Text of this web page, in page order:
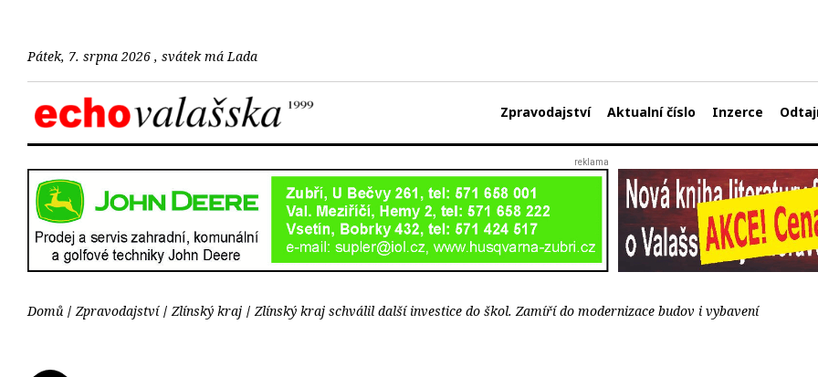
Pátek, 7. srpna 2026 , svátek má Lada
Zpravodajství Aktualní číslo Inzerce
Domů Zpravodajství Zlínský kraj Zlínský kraj schválil další investice do škol. Zamíří do modernizace budov i vybavení